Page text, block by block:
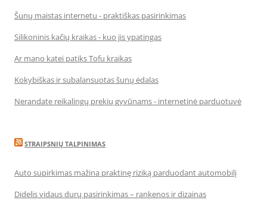
Šunų maistas internetu - praktiškas pasirinkimas
Silikoninis kačių kraikas - kuo jis ypatingas
Ar mano katei patiks Tofu kraikas
Kokybiškas ir subalansuotas šunų ėdalas
Nerandate reikalingų prekių gyvūnams - internetinė parduotuvė
STRAIPSNIŲ TALPINIMAS
Auto supirkimas mažina praktinę riziką parduodant automobilį
Didelis vidaus durų pasirinkimas – rankenos ir dizainas